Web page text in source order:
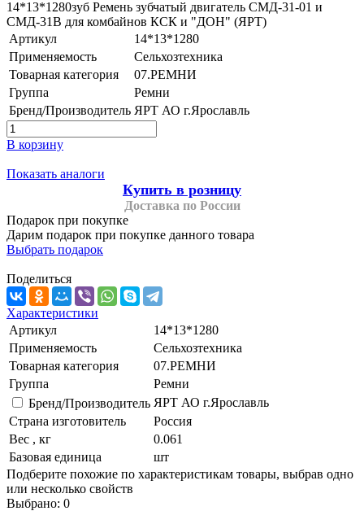
14*13*1280зуб Ремень зубчатый двигатель СМД-31-01 и
СМД-31В для комбайнов КСК и "ДОН" (ЯРТ)
Артикул
14*13*1280
Применяемость
Сельхозтехника
Товарная категория
07.РЕМНИ
Группа
Ремни
Бренд/Производитель ЯРТ АО г.Ярославль
В корзину
Показать аналоги
Купить в розницу
Доставка по России
Подарок при покупке
Дарим подарок при покупке данного товара
Выбрать подарок
Поделиться
Характеристики
Артикул
14*13*1280
Применяемость
Сельхозтехника
Товарная категория
07.РЕМНИ
Группа
Ремни
Бренд/Производитель ЯРТ АО г.Ярославль
Страна изготовитель
Россия
Вес , кг
0.061
Базовая единица
шт
Подберите похожие по характеристикам товары, выбрав одно
или несколько свойств
Выбрано: 0